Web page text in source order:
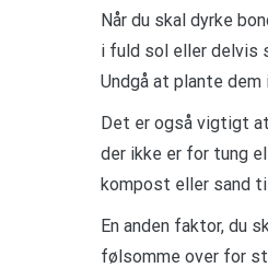
Når du skal dyrke
i fuld sol eller delvis
Undgå at plante
Det er også vigtigt
der ikke er for tung
kompost eller sand
En anden faktor, du
følsomme over for